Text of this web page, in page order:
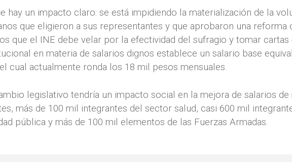
hay un impacto claro: se está impidiendo la materialización de la
que eligieron a sus representantes y que aprobaron una
que el INE debe velar por la efectividad del sufragio y tomar cartas
en materia de salarios dignos establece un salario base
cual actualmente ronda los 18 mil pesos mensuales.
legislativo tendría un impacto social en la mejora de salarios
más de 100 mil integrantes del sector salud, casi 600 mil
pública y más de 100 mil elementos de las Fuerzas Armadas.